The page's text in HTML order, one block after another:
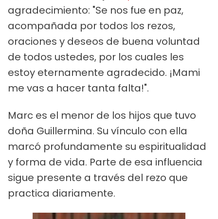
agradecimiento: "Se nos fue en paz,
acompañada por todos los rezos,
oraciones y deseos de buena voluntad
de todos ustedes, por los cuales les
estoy eternamente agradecido. ¡Mami
me vas a hacer tanta falta!".
Marc es el menor de los hijos que tuvo
doña Guillermina. Su vínculo con ella
marcó profundamente su espiritualidad
y forma de vida. Parte de esa influencia
sigue presente a través del rezo que
practica diariamente.